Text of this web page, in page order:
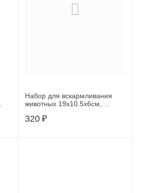
Набор для вскармливания
животных 19х10.5х6см,
ершик, игла
320 ₽